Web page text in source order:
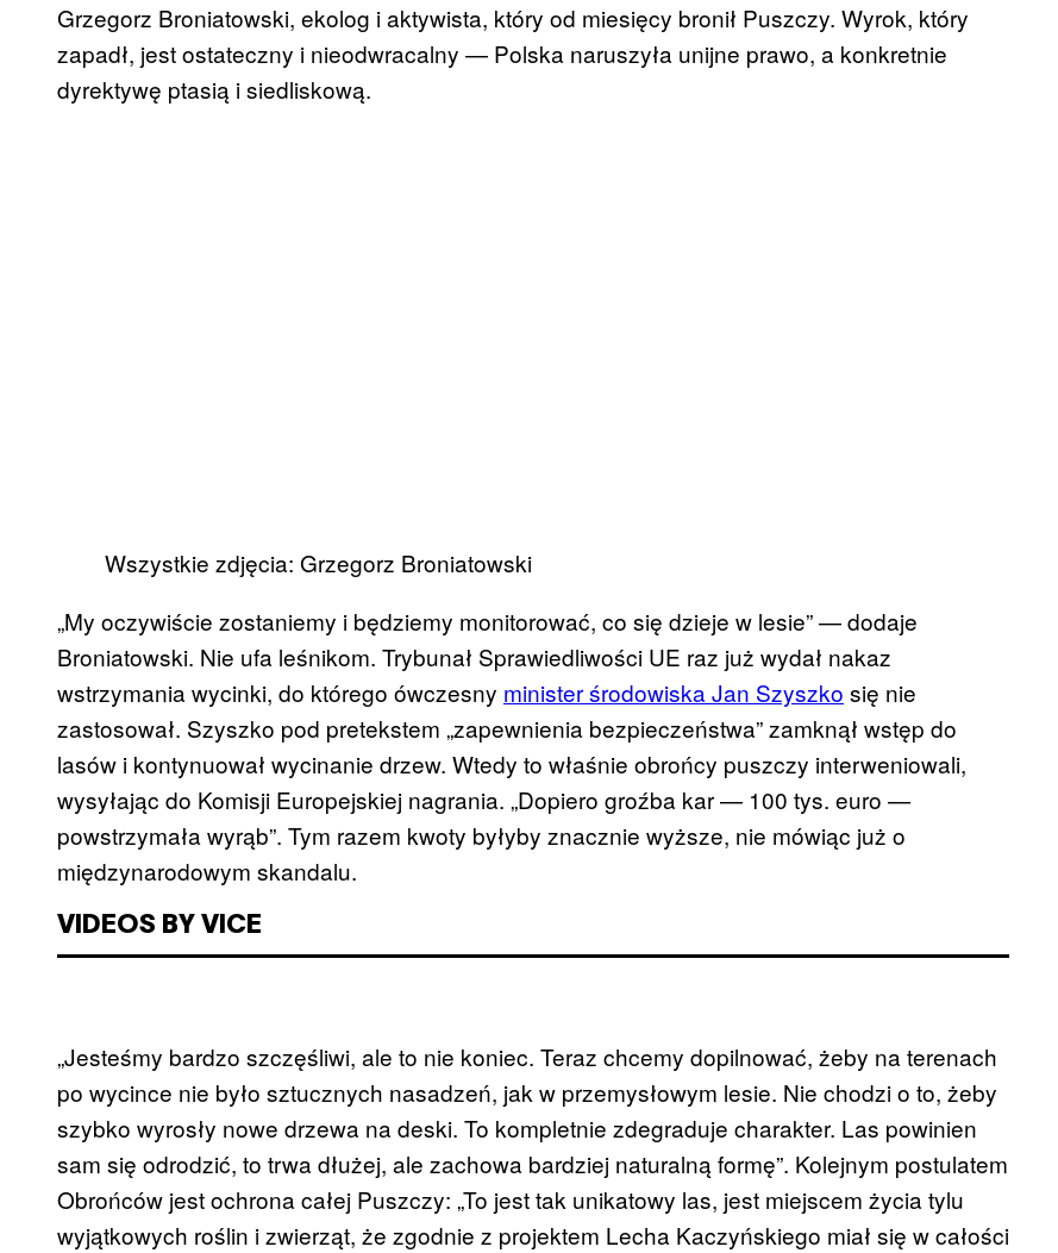
Grzegorz Broniatowski, ekolog i aktywista, który od miesięcy bronił Puszczy. Wyrok, który
zapadł, jest ostateczny i nieodwracalny — Polska naruszyła unijne prawo, a konkretnie
dyrektywę ptasią i siedliskową.
Wszystkie zdjęcia: Grzegorz Broniatowski
„My oczywiście zostaniemy i będziemy monitorować, co się dzieje w lesie” — dodaje
Broniatowski. Nie ufa leśnikom. Trybunał Sprawiedliwości UE raz już wydał nakaz
wstrzymania wycinki, do którego ówczesny minister środowiska Jan Szyszko się nie
zastosował. Szyszko pod pretekstem „zapewnienia bezpieczeństwa” zamknął wstęp do
lasów i kontynuował wycinanie drzew. Wtedy to właśnie obrońcy puszczy interweniowali,
wysyłając do Komisji Europejskiej nagrania. „Dopiero groźba kar — 100 tys. euro —
powstrzymała wyrąb”. Tym razem kwoty byłyby znacznie wyższe, nie mówiąc już o
międzynarodowym skandalu.
VIDEOS BY VICE
„Jesteśmy bardzo szczęśliwi, ale to nie koniec. Teraz chcemy dopilnować, żeby na terenach
po wycince nie było sztucznych nasadzeń, jak w przemysłowym lesie. Nie chodzi o to, żeby
szybko wyrosły nowe drzewa na deski. To kompletnie zdegraduje charakter. Las powinien
sam się odrodzić, to trwa dłużej, ale zachowa bardziej naturalną formę”. Kolejnym postulatem
Obrońców jest ochrona całej Puszczy: „To jest tak unikatowy las, jest miejscem życia tylu
wyjątkowych roślin i zwierząt, że zgodnie z projektem Lecha Kaczyńskiego miał się w całości